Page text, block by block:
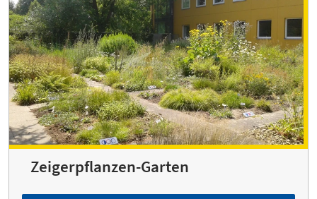
Zeigerpflanzen-Garten